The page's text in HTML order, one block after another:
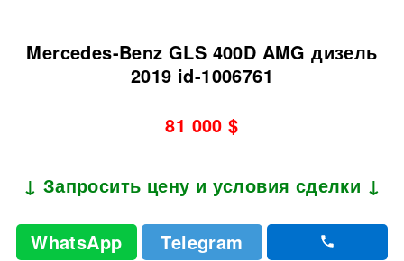
Mercedes-Benz GLS 400D AMG дизель
2019 id-1006761
81 000 $
↓ Запросить цену и условия сделки ↓
WhatsApp Telegram